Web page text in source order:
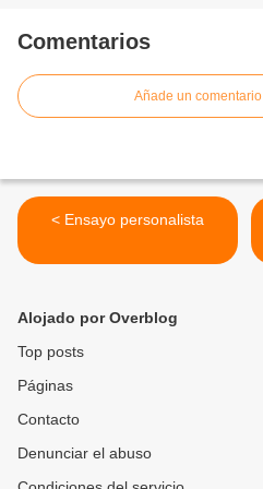
Comentarios
Añade un comentario
< Ensayo personalista
Alojado por Overblog
Top posts
Páginas
Contacto
Denunciar el abuso